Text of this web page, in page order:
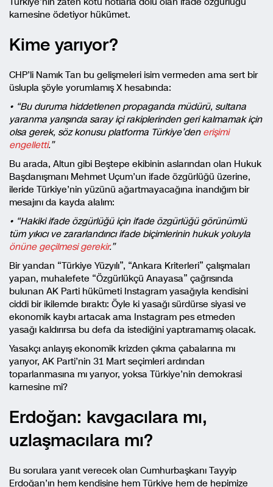
karnesine ödetiyor hükümet.
Kime yarıyor?
CHP’li Namık Tan bu gelişmeleri isim vermeden ama sert bir
üslupla şöyle yorumlamış X hesabında:
• “Bu duruma hiddetlenen propaganda müdürü, sultana
yaranma yarışında saray içi rakiplerinden geri kalmamak için
olsa gerek, söz konusu platforma Türkiye’den erişimi
engelletti.”
Bu arada, Altun gibi Beştepe ekibinin aslarından olan Hukuk
Başdanışmanı Mehmet Uçum’un ifade özgürlüğü üzerine,
ileride Türkiye’nin yüzünü ağartmayacağına inandığım bir
mesajını da kayda alalım:
• “Hakiki ifade özgürlüğü için ifade özgürlüğü görünümlü
tüm yıkıcı ve zararlandırıcı ifade biçimlerinin hukuk yoluyla
önüne geçilmesi gerekir.”
Bir yandan “Türkiye Yüzyılı”, “Ankara Kriterleri” çalışmaları
yapan, muhalefete “Özgürlükçü Anayasa” çağrısında
bulunan AK Parti hükümeti Instagram yasağıyla kendisini
ciddi bir ikilemde bıraktı: Öyle ki yasağı sürdürse siyasi ve
ekonomik kaybı artacak ama Instagram pes etmeden
yasağı kaldırırsa bu defa da istediğini yaptıramamış olacak.
Yasakçı anlayış ekonomik krizden çıkma çabalarına mı
yarıyor, AK Parti’nin 31 Mart seçimleri ardından
toparlanmasına mı yarıyor, yoksa Türkiye’nin demokrasi
karnesine mi?
Erdoğan: kavgacılara mı,
uzlaşmacılara mı?
Bu sorulara yanıt verecek olan Cumhurbaşkanı Tayyip
Erdoğan’ın hem kendisine hem Türkiye hem de hepimize